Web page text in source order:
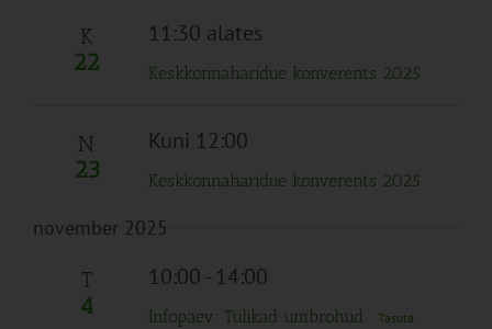
K
22
11:30 alates
Keskkonnaharidue konverents 2025
N
23
Kuni 12:00
Keskkonnaharidue konverents 2025
november 2025
T
4
10:00- 14:00
Infopäev: Tülikad umbrohud Tasuta